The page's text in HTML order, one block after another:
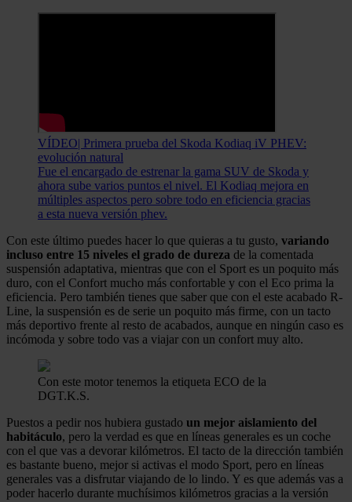
VÍDEO| Primera prueba del Skoda Kodiaq iV PHEV:
evolución natural
Fue el encargado de estrenar la gama SUV de Skoda y
ahora sube varios puntos el nivel. El Kodiaq mejora en
múltiples aspectos pero sobre todo en eficiencia gracias
a esta nueva versión phev.
Con este último puedes hacer lo que quieras a tu gusto, variando
incluso entre 15 niveles el grado de dureza de la comentada
suspensión adaptativa, mientras que con el Sport es un poquito más
duro, con el Confort mucho más confortable y con el Eco prima la
eficiencia. Pero también tienes que saber que con el este acabado R-
Line, la suspensión es de serie un poquito más firme, con un tacto
más deportivo frente al resto de acabados, aunque en ningún caso es
incómoda y sobre todo vas a viajar con un confort muy alto.
Con este motor tenemos la etiqueta ECO de la
DGT.K.S.
Puestos a pedir nos hubiera gustado un mejor aislamiento del
habitáculo, pero la verdad es que en líneas generales es un coche
con el que vas a devorar kilómetros. El tacto de la dirección también
es bastante bueno, mejor si activas el modo Sport, pero en líneas
generales vas a disfrutar viajando de lo lindo. Y es que además vas a
poder hacerlo durante muchísimos kilómetros gracias a la versión